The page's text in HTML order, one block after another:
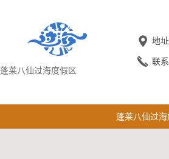
蓬莱八仙过海度假区
地
联系
蓬莱八仙过